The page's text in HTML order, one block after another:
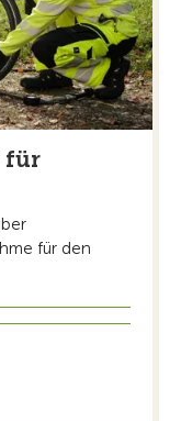
für
für den